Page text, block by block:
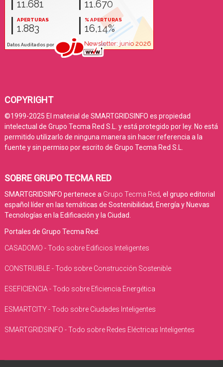
COPYRIGHT
©1999-2025 El material de SMARTGRIDSINFO es propiedad
intelectual de Grupo Tecma Red S.L. y está protegido por ley. No está
permitido utilizarlo de ninguna manera sin hacer referencia a la
fuente y sin permiso por escrito de Grupo Tecma Red S.L.
SOBRE GRUPO TECMA RED
SMARTGRIDSINFO pertenece a Grupo Tecma Red, el grupo editorial
español líder en las temáticas de Sostenibilidad, Energía y Nuevas
Tecnologías en la Edificación y la Ciudad.
Portales de Grupo Tecma Red:
CASADOMO - Todo sobre Edificios Inteligentes
CONSTRUIBLE - Todo sobre Construcción Sostenible
ESEFICIENCIA - Todo sobre Eficiencia Energética
ESMARTCITY - Todo sobre Ciudades Inteligentes
SMARTGRIDSINFO - Todo sobre Redes Eléctricas Inteligentes